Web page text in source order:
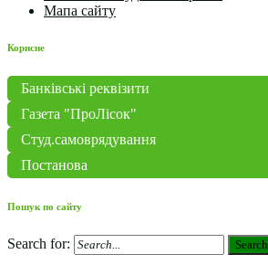
Мапа сайту
Корисне
Банківські реквізити
Газета "ПроЛісок"
Студ.самоврядування
Постанова
Пошук по сайту
Search for: Search